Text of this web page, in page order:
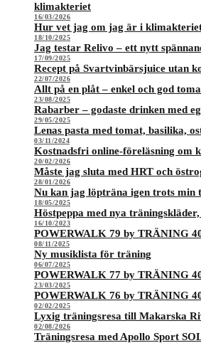
klimakteriet
16/03/2026
Hur vet jag om jag är i
18/10/2025
Jag testar Relivo – ett nytt
17/09/2025
Recept på Svartvinbärsjuice utan
22/07/2026
Allt på en plåt – enkel och god
23/08/2025
Rabarber – godaste drinken med
29/05/2025
Lenas pasta med tomat, basilika,
03/11/2024
Kostnadsfri online-föreläsning om
20/02/2026
Måste jag sluta med HRT och
28/01/2026
Nu kan jag löpträna igen trots min
18/05/2025
Höstpeppa med nya
16/10/2023
POWERWALK 79 by TRÄNING
08/11/2025
Ny musiklista för träning
06/07/2025
POWERWALK 77 by TRÄNING
23/03/2025
POWERWALK 76 by TRÄNING
02/02/2025
Lyxig träningsresa till Makarska
02/08/2026
Träningsresa med Apollo Sport